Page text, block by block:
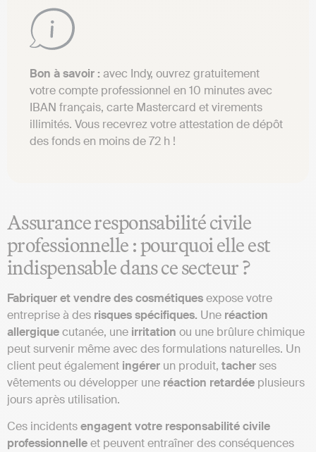
Bon à savoir : avec Indy, ouvrez gratuitement
votre compte professionnel en 10 minutes avec
IBAN français, carte Mastercard et virements
illimités. Vous recevrez votre attestation de dépôt
des fonds en moins de 72 h !
Assurance responsabilité civile
professionnelle : pourquoi elle est
indispensable dans ce secteur ?
Fabriquer et vendre des cosmétiquesexpose votre
entreprise à des risques spécifiques. Une réaction
allergiquecutanée, une irritation ou une brûlure chimique
peut survenir même avec des formulations naturelles. Un
client peut également ingérer un produit, tacherses
vêtements ou développer une réaction retardée plusieurs
jours après utilisation.
Ces incidentsengagent votre responsabilité civile
professionnelleet peuvent entraîner des conséquences